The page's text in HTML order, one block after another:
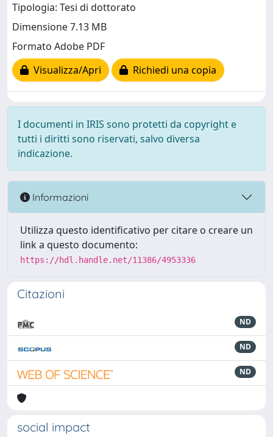
Tipologia: Tesi di dottorato
Dimensione 7.13 MB
Formato Adobe PDF
Visualizza/Apri
Richiedi una copia
I documenti in IRIS sono protetti da copyright e
tutti i diritti sono riservati, salvo diversa
indicazione.
Informazioni
Utilizza questo identificativo per citare o creare un
link a questo documento:
https://hdl.handle.net/11386/4953336
Citazioni
ND
ND
ND
social impact